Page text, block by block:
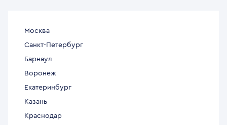
Москва
Санкт-Петербург
Барнаул
Воронеж
Екатеринбург
Казань
Краснодар